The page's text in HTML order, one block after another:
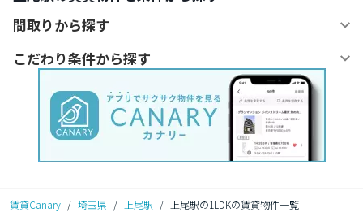
間取りから探す
こだわり条件から探す
賃貸Canary / 埼玉県 / 上尾駅 / 上尾駅の1LDKの賃貸物件一覧